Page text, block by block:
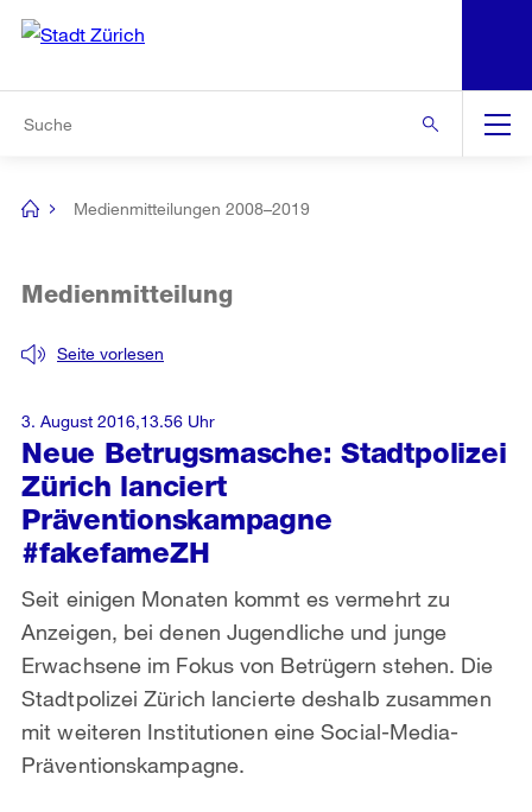
Navigation
[no
Medienmitteilungen 2008–2019
Neue Betrugsmasche: Stadtpolizei
Zürich lanciert
Präventionskampagne
#fakefameZH
Seite vorlesen
Medienmitteilung
Seit einigen Monaten kommt es vermehrt zu
Anzeigen, bei denen Jugendliche und junge
Erwachsene im Fokus von Betrügern stehen. Die
Stadtpolizei Zürich lancierte deshalb zusammen
mit weiteren Institutionen eine Social-Media-
Präventionskampagne.
3. August 2016,13.56 Uhr